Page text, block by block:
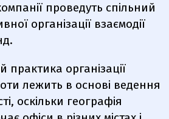
проведуть спільний
організації взаємодії
практика організації
лежить в основі ведення
оскільки географія